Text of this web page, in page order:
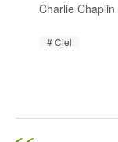
Charlie Chaplin
Ciel